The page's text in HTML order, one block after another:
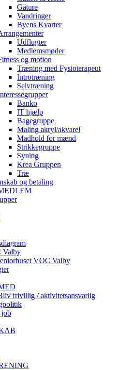
Gåture
Vandringer
Byens Kvarter
Udflugter
Medlemsmøder
og motion
Træning med Fysioterapeut
Introtræning
Selvtræning
Banko
IT hjælp
Bagegruppe
Maling akryl/akvarel
Madhold for mænd
Strikkegruppe
Syning
Krea Gruppen
Træ
og betaling
Valby
VOC Valby
frivillig / aktivitetsansvarlig
job